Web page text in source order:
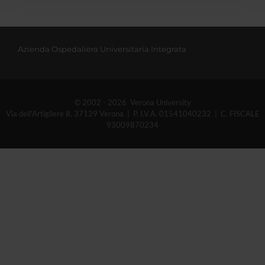
Azienda Ospedaliera Universitaria Integrata
© 2002 - 2026 Verona University
Via dell'Artigliere 8, 37129 Verona | P. I.V.A. 01541040232 | C. FISCALE
93009870234